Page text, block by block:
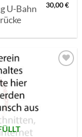
U-Bahn
30,00€